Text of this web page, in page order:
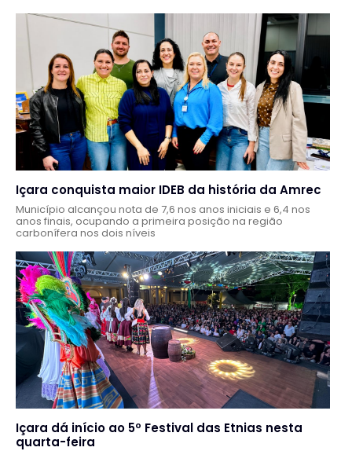
Içara conquista maior IDEB da história da Amrec
Município alcançou nota de 7,6 nos anos iniciais e 6,4 nos
anos finais, ocupando a primeira posição na região
carbonífera nos dois níveis
Içara dá início ao 5º Festival das Etnias nesta
quarta-feira